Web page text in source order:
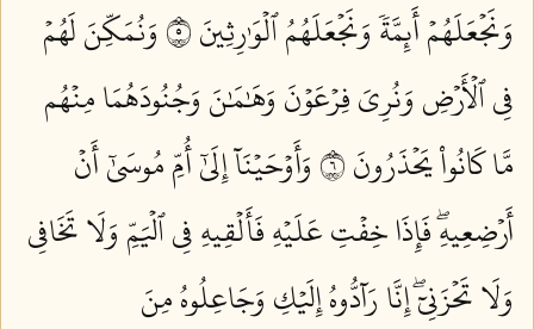
وَنَجۡعَلَهُمۡ أَئِمَّةٗ وَنَجۡعَلَهُمُ ٱلۡوَٰرِثِينَ ٥
وَنُمَكِّنَ لَهُمۡ
فِي ٱلۡأَرۡضِ وَنُرِيَ فِرۡعَوۡنَ وَهَٰمَٰنَ وَجُنُودَهُمَا مِنۡهُم
مَّا كَانُواْ يَحۡذَرُونَ ٦
وَأَوۡحَيۡنَآ إِلَىٰٓ أُمِّ مُوسَىٰٓ أَنۡ
أَرۡضِعِيهِۖ فَإِذَا خِفۡتِ عَلَيۡهِ فَأَلۡقِيهِ فِي ٱلۡيَمِّ وَلَا تَخَافِي
وَلَا تَحۡزَنِيٓۖ إِنَّا رَآدُّوهُ إِلَيۡكِ وَجَاعِلُوهُ مِنَ